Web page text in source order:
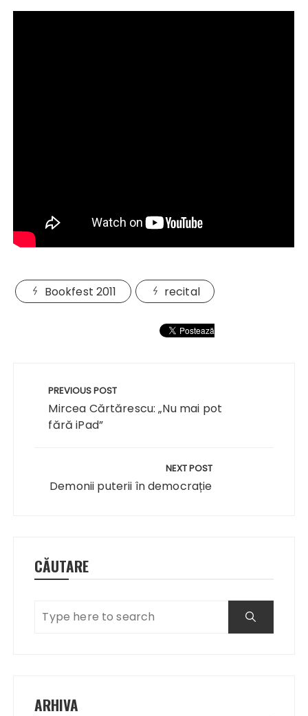
Bookfest 2011 recital
articole
PREVIOUS POST
Mircea Cărtărescu: „Nu mai pot
fără iPad”
NEXT POST
Demonii puterii în democrație
CĂUTARE
ARHIVA